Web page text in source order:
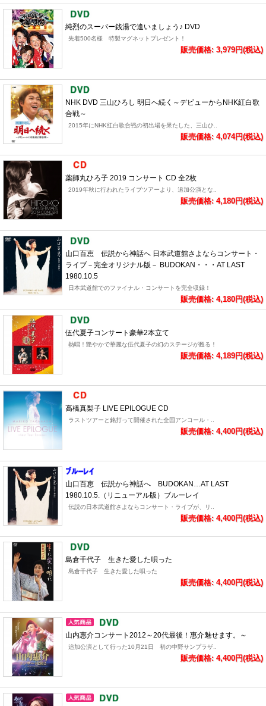
純烈のスーパー銭湯で逢いましょう♪ DVD
先着500名様 特製マグネットプレゼント！
販売価格: 3,979円(税込)
NHK DVD 三山ひろし 明日へ続く～デビューからNHK紅白歌
合戦～
2015年にNHK紅白歌合戦の初出場を果たした、三山ひ..
販売価格: 4,074円(税込)
薬師丸ひろ子 2019 コンサート CD 全2枚
2019年秋に行われたライブツアーより、追加公演とな..
販売価格: 4,180円(税込)
山口百恵 伝説から神話へ 日本武道館さよならコンサート・
ライブ－完全オリジナル版－ BUDOKAN・・・AT LAST
1980.10.5
日本武道館でのファイナル・コンサートを完全収録！
販売価格: 4,180円(税込)
伍代夏子コンサート豪華2本立て
熱唱！艶やかで華麗な伍代夏子の幻のステージが甦る！
販売価格: 4,189円(税込)
高橋真梨子 LIVE EPILOGUE CD
ラストツアーと銘打って開催された全国アンコール・..
販売価格: 4,400円(税込)
山口百恵 伝説から神話へ BUDOKAN…AT LAST
1980.10.5.（リニューアル版）ブルーレイ
伝説の日本武道館さよならコンサート・ライブが、リ..
販売価格: 4,400円(税込)
島倉千代子 生きた愛した唄った
島倉千代子 生きた愛した唄った
販売価格: 4,400円(税込)
山内惠介コンサート2012～20代最後！惠介魅せます。～
追加公演として行った10月21日 初の中野サンプラザ..
販売価格: 4,400円(税込)